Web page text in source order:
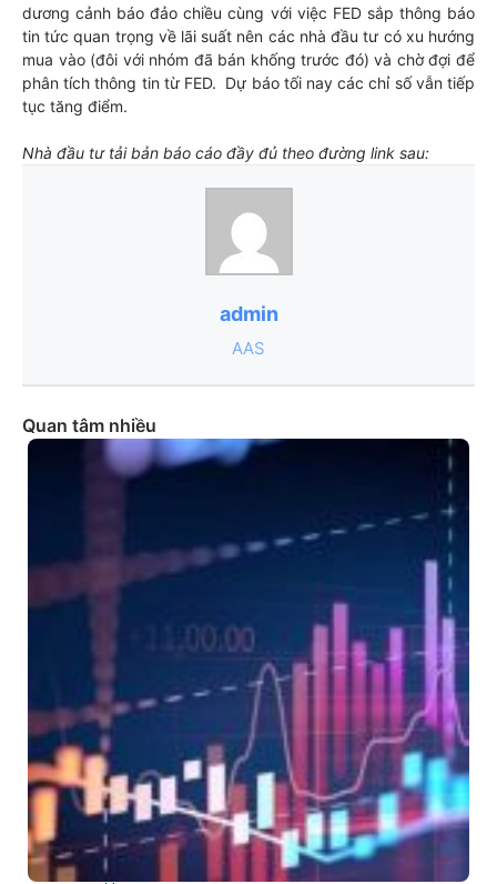
dương cảnh báo đảo chiều cùng với việc FED sắp thông báo
tin tức quan trọng về lãi suất nên các nhà đầu tư có xu hướng
mua vào (đôi với nhóm đã bán khống trước đó) và chờ đợi để
phân tích thông tin từ FED. Dự báo tối nay các chỉ số vẫn tiếp
tục tăng điểm.
Nhà đầu tư tải bản báo cáo đầy đủ theo đường link sau:
admin
AAS
Quan tâm nhiều